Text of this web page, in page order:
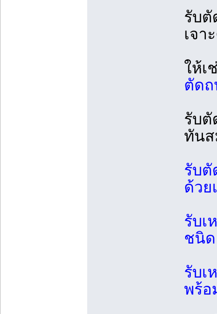
รับตั
เจา
ให้เ
ตัด
รับตั
ทันส
รับตั
ด้วย
รับเ
ชนิด
รับเ
พร้อ